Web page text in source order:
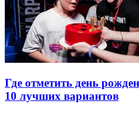
Где отметить день
10 лучших вариантов